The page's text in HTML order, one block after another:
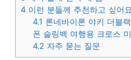
4 이런 분들께 추천하고 싶어요
4.1 론네바이론 야키 더블
폰 슬링백 여행용 크로스
4.2 자주 묻는 질문